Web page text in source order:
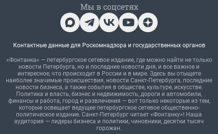
Мы в соцсетях
Контактные данные для Роскомнадзора и государственных органов
«Фонтанка» — петербургское сетевое издание, где можно найти не только
новости Петербурга, но и последние новости дня, и все важное и
интересное, что происходит в России и в мире. Здесь вы отыщете
наиболее значимые происшествия, новости Санкт-Петербурга, последние
новости бизнеса, а также события в обществе, культуре, искусстве.
Политика и власть, бизнес и недвижимость, дороги и автомобили,
финансы и работа, город и развлечения — вот только некоторые из тем,
которые освещает ведущее петербургское сетевое общественно-
политическое издание. Санкт-Петербург читает «Фонтанку»! Наша
аудитория — лидеры бизнеса и политики, чиновники, десятки тысяч
горожан.